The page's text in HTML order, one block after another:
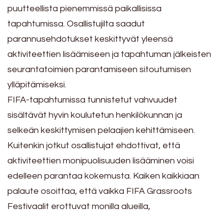
puutteellista pienemmissä paikallisissa
tapahtumissa. Osallistujilta saadut
parannusehdotukset keskittyvät yleensä
aktiviteettien lisäämiseen ja tapahtuman jälkeisten
seurantatoimien parantamiseen sitoutumisen
ylläpitämiseksi.
FIFA-tapahtumissa tunnistetut vahvuudet
sisältävät hyvin koulutetun henkilökunnan ja
selkeän keskittymisen pelaajien kehittämiseen.
Kuitenkin jotkut osallistujat ehdottivat, että
aktiviteettien monipuolisuuden lisääminen voisi
edelleen parantaa kokemusta. Kaiken kaikkiaan
palaute osoittaa, että vaikka FIFA Grassroots
Festivaalit erottuvat monilla alueilla,